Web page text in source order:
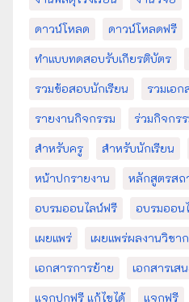
ดาวน์โหลด
ดาวน์โหลดฟรี
ทำแบบทดสอบรับเกียรติบัตร
รวมข้อสอบนักเรียน
รวมเอ
รายงานกิจกรรม
ร่วมกิจกร
สำหรับครู
สำหรับนักเรียน
หน้าปกรายงาน
หลักสูตรสถ
อบรมออนไลน์ฟรี
อบรมออน
เผยแพร่
เผยแพร่ผลงานวิชา
เอกสารการย้าย
เอกสารเส
แจกปกฟรี แก้ไขได้
แจกฟรี